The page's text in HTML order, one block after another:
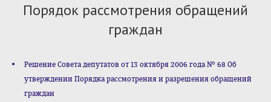
Порядок рассмотрения обращений
граждан
Решение Совета депутатов от 13 октября 2006 года № 68 Об
утверждении Порядка рассмотрения и разрешения обращений
граждан